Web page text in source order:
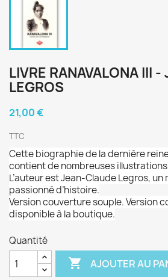
LIVRE RANAVALONA III
LEGROS
21,00 €
TTC
Cette biographie de la dernière
contient de nombreuses
L’auteur est Jean-Claude Legros,
passionné d’histoire.
Version couverture souple. Version
disponible à la boutique.
Quantité
 AJOUTER AU